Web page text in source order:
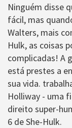
Ninguém disse
fácil, mas
Walters, mais
Hulk, as coisas
complicadas! A
está prestes a
sua vida.
Holliway - uma
direito super-
6 de She-Hulk.